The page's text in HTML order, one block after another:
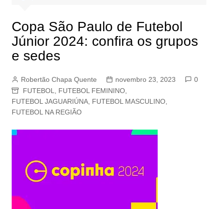
Copa São Paulo de Futebol
Júnior 2024: confira os grupos
e sedes
Robertão Chapa Quente novembro 23, 2023
0
FUTEBOL
FUTEBOL FEMININO,
FUTEBOL JAGUARIÚNA, FUTEBOL MASCULINO,
FUTEBOL NA REGIÃO